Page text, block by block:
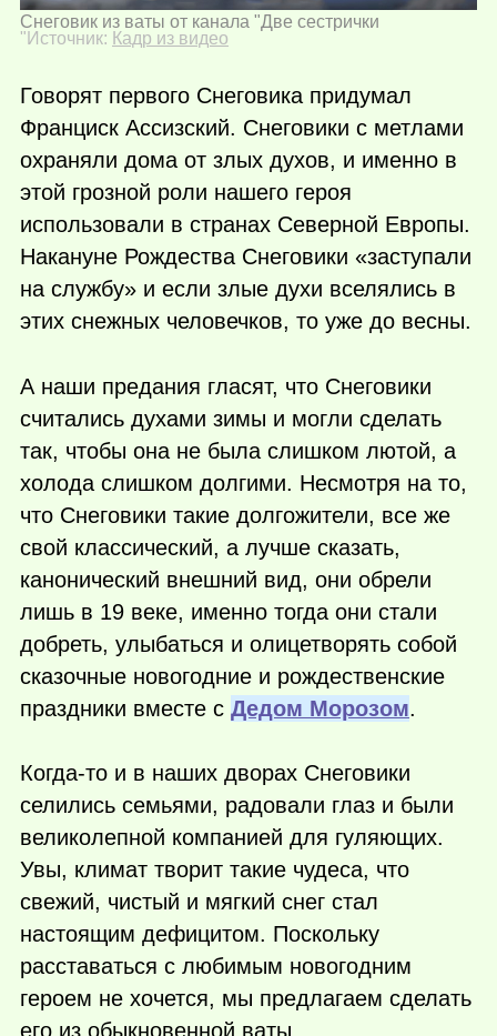
Снеговик из ваты от канала "Две сестрички
"Источник: Кадр из видео
Говорят первого Снеговика придумал
Франциск Ассизский. Снеговики с метлами
охраняли дома от злых духов, и именно в
этой грозной роли нашего героя
использовали в странах Северной Европы.
Накануне Рождества Снеговики «заступали
на службу» и если злые духи вселялись в
этих снежных человечков, то уже до весны.
А наши предания гласят, что Снеговики
считались духами зимы и могли сделать
так, чтобы она не была слишком лютой, а
холода слишком долгими. Несмотря на то,
что Снеговики такие долгожители, все же
свой классический, а лучше сказать,
канонический внешний вид, они обрели
лишь в 19 веке, именно тогда они стали
добреть, улыбаться и олицетворять собой
сказочные новогодние и рождественские
праздники вместе с Дедом Морозом.
Когда-то и в наших дворах Снеговики
селились семьями, радовали глаз и были
великолепной компанией для гуляющих.
Увы, климат творит такие чудеса, что
свежий, чистый и мягкий снег стал
настоящим дефицитом. Поскольку
расставаться с любимым новогодним
героем не хочется, мы предлагаем сделать
его из обыкновенной ваты.